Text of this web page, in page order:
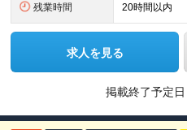
残業時間 20時間以内
求人を見る
掲載終了予定日